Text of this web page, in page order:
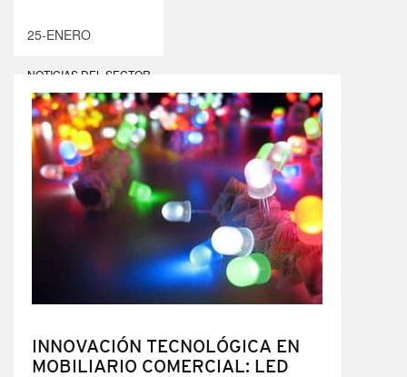
25-ENERO
NOTICIAS DEL SECTOR
COMERCIAL
INNOVACIÓN TECNOLÓGICA EN
MOBILIARIO COMERCIAL: LED